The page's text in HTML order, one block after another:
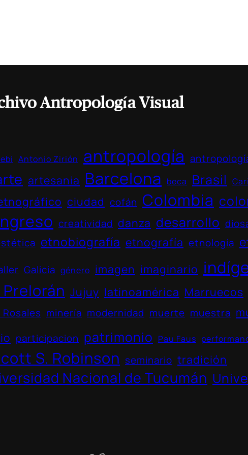
Antropología Visual
Antonio Zirión antropología
artesania Barcelona beca Brasil
ciudad cofán Colombia
creatividad danza desarrollo
etnobiografía etnografía etnología
Galicia género imagen imaginario
Jujuy latinoamérica Marruecos
minería modernidad muerte muestra
participacion patrimonio Pau Faus
S. Robinson seminario tradición
Nacional de Tucumán